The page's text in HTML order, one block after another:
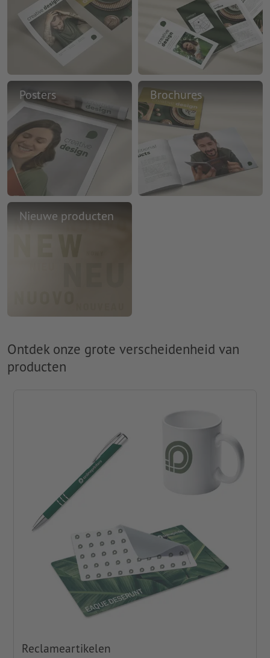
Posters Brochures
Nieuwe producten
Ontdek onze grote verscheidenheid van
producten
Reclameartikelen